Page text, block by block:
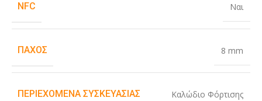
NFC Ναι
ΠΆΧΟΣ 8 mm
ΠΕΡΙΕΧΌΜΕΝΑ ΣΥΣΚΕΥΑΣΊΑΣ Καλώδιο Φόρτισης